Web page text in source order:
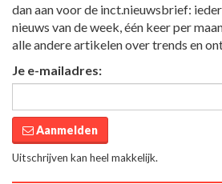
dan aan voor de inct.nieuwsbrief:
nieuws van de week, één keer per
alle andere artikelen over trends en
Je e-mailadres:
Aanmelden
Uitschrijven kan heel makkelijk.